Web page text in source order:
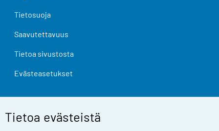
Tietoa evästeistä
Tietosuoja
Saavutettavuus
Tietoa sivustosta
Evästeasetukset